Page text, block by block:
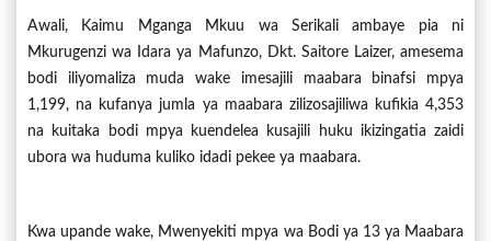
Awali, Kaimu Mganga Mkuu wa Serikali ambaye pia ni
Mkurugenzi wa Idara ya Mafunzo, Dkt. Saitore Laizer, amesema
bodi iliyomaliza muda wake imesajili maabara binafsi mpya
1,199, na kufanya jumla ya maabara zilizosajiliwa kufikia 4,353
na kuitaka bodi mpya kuendelea kusajili huku ikizingatia zaidi
ubora wa huduma kuliko idadi pekee ya maabara.
Kwa upande wake, Mwenyekiti mpya wa Bodi ya 13 ya Maabara